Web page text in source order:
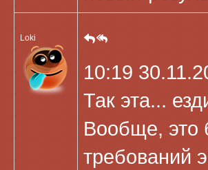
Loki
10:19
Так эта...
Вообще, это
требований